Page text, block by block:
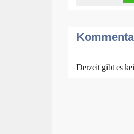
Derzeit gibt es